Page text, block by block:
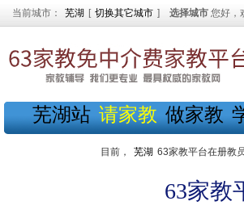
当前城市： 芜湖 [ 切换其它城市 ] 选择城市 您好，
芜湖站 请家教 做家教
目前， 芜湖 63家教平台在册教
63家教